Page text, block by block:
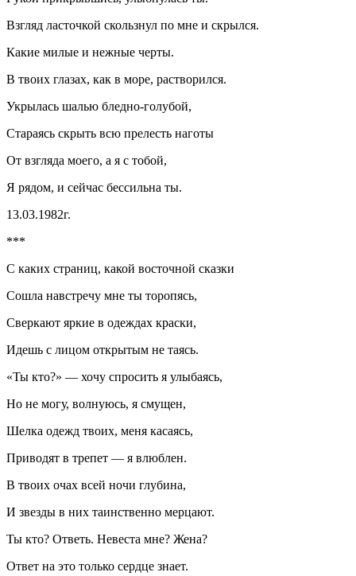
Взгляд ласточкой скользнул по мне и скрылся.
Какие милые и нежные черты.
В твоих глазах, как в море, растворился.
Укрылась шалью бледно-голубой,
Стараясь скрыть всю прелесть наготы
От взгляда моего, а я с тобой,
Я рядом, и сейчас бессильна ты.
13.03.1982г.
***
С каких страниц, какой восточной сказки
Сошла навстречу мне ты торопясь,
Сверкают яркие в одеждах краски,
Идешь с лицом открытым не таясь.
«Ты кто?» — хочу спросить я улыбаясь,
Но не могу, волнуюсь, я смущен,
Шелка одежд твоих, меня касаясь,
Приводят в трепет — я влюблен.
В твоих очах всей ночи глубина,
И звезды в них таинственно мерцают.
Ты кто? Ответь. Невеста мне? Жена?
Ответ на это только сердце знает.